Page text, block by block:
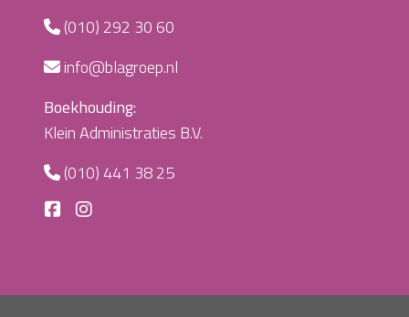
(010) 292 30 60
info@blagroep.nl
Boekhouding:
Klein Administraties B.V.
(010) 441 38 25